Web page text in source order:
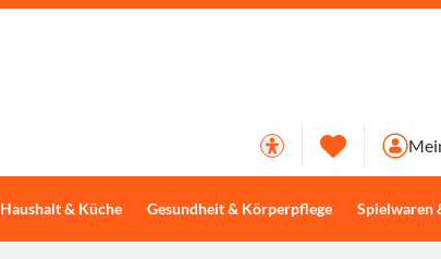
Haushalt & Küche Gesundheit & Körperpflege Spielwaren